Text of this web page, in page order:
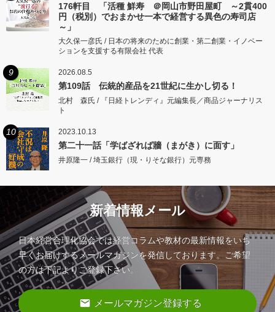
176軒目 「活種 鮮寿 ＠岡山市野田屋町 ～2貫400
円（税別）でおまかせ一本で経営する異色の寿司店
～」
大久保一彦氏 / 日本の将来のために創業・第二創業・イノベー
ションを支援する有限会社 代表
9 2026.08.5
第109話 伝統的産品を21世紀に生かし切る！
北村 森氏 / 『日経トレンディ』元編集長／商品ジャーナリス
ト
10 2023.10.13
第二十一話「学ばざれば牆（まがき）に面す」
井原隆一 / 埼玉銀行（現・りそな銀行）元専務
新着情報メール
日本経営合理化協会では経営コラムや教材の最新情報をいち
早くお届けするメールマガジンを発信しております。ご希望
の方は下記よりご登録下さい。
email メールマガジン登録する